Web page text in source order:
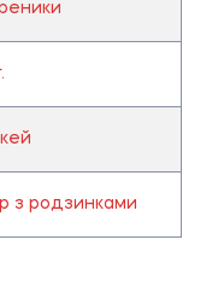
з родзинками